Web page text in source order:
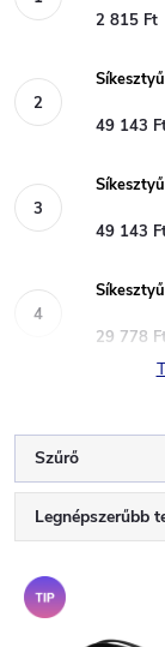
2 815 Ft
49 143
49 143
29 778
Szűrő
T
e
Legnépszerűbb
Legdrágább
T
Tipp